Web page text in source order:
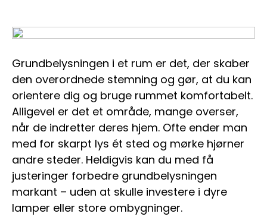
Grundbelysningen i et rum er det, der skaber
den overordnede stemning og gør, at du kan
orientere dig og bruge rummet komfortabelt.
Alligevel er det et område, mange overser,
når de indretter deres hjem. Ofte ender man
med for skarpt lys ét sted og mørke hjørner
andre steder. Heldigvis kan du med få
justeringer forbedre grundbelysningen
markant – uden at skulle investere i dyre
lamper eller store ombygninger.